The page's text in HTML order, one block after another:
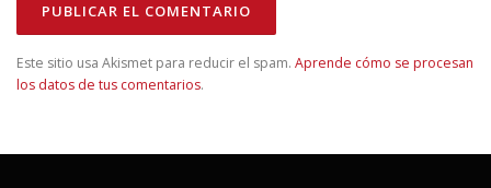
Este sitio usa Akismet para reducir el spam. Aprende cómo se procesan
los datos de tus comentarios.